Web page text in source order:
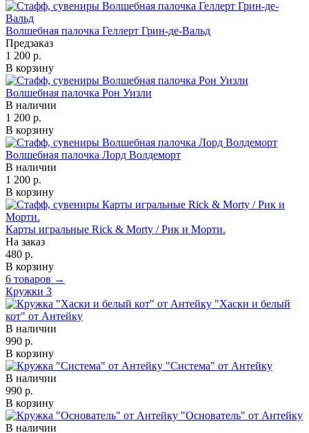
Волшебная палочка Геллерт Грин-де-Вальд
Предзаказ
1 200 р.
В корзину
Волшебная палочка Рон Уизли
В наличии
1 200 р.
В корзину
Волшебная палочка Лорд Волдеморт
В наличии
1 200 р.
В корзину
Карты игральные Rick & Morty / Рик и Морти.
На заказ
480 р.
В корзину
6 товаров →
Кружки 3
"Хаски и белый
кот" от Антейку
В наличии
990 р.
В корзину
"Система" от Антейку
В наличии
990 р.
В корзину
"Основатель" от Антейку
В наличии